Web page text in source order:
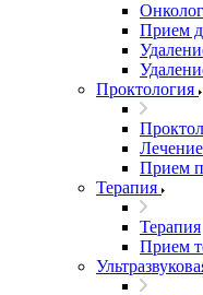
Прием
Проктология
Прием
Терапия
Терапия
Прием